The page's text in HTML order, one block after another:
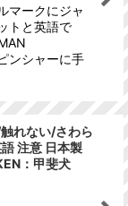
マークにジャ
トと英語で
ンシャーに手
れない/さわら
注意 日本製
：甲斐犬